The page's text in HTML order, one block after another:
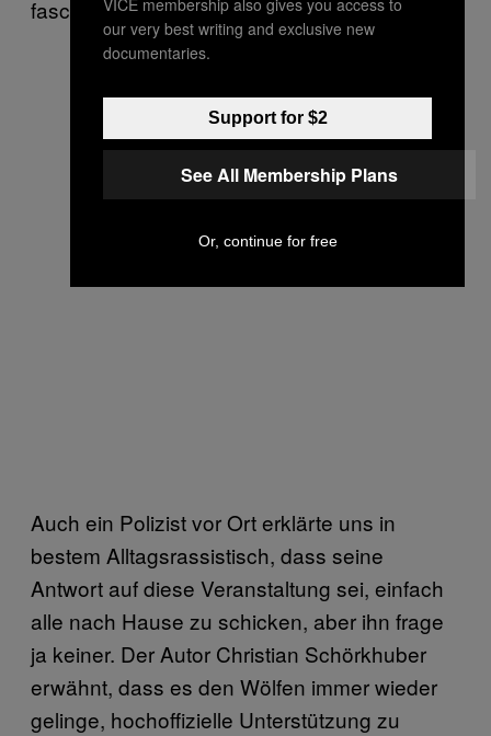
faschistische Großveranstaltungen.
Auch ein Polizist vor Ort erklärte uns in
bestem Alltagsrassistisch, dass seine
Antwort auf diese Veranstaltung sei, einfach
alle nach Hause zu schicken, aber ihn frage
ja keiner. Der Autor Christian Schörkhuber
erwähnt, dass es den Wölfen immer wieder
gelinge, hochoffizielle Unterstützung zu
our very best writing and exclusive new
documentaries.
Support for $2
See All Membership Plans
Or, continue for free